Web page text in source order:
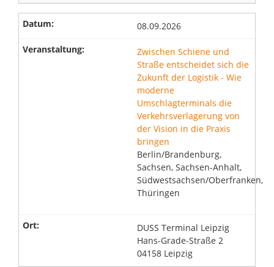
08.09.2026
Zwischen Schiene und
Straße entscheidet sich die
Zukunft der Logistik - Wie
moderne
Umschlagterminals die
Verkehrsverlagerung von
der Vision in die Praxis
bringen
Berlin/Brandenburg,
Sachsen, Sachsen-Anhalt,
Südwestsachsen/Oberfranken,
Thüringen
DUSS Terminal Leipzig
Hans-Grade-Straße 2
04158 Leipzig